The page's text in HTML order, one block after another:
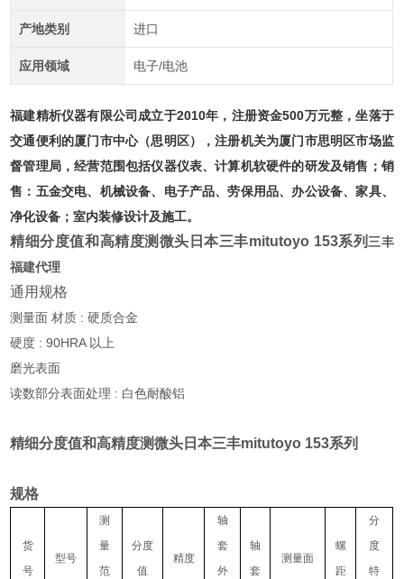
产地类别 进口
应用领域 电子/电池
福建精析仪器有限公司成立于2010年，注册资金500万元整，坐落于
交通便利的厦门市中心（思明区），注册机关为厦门市思明区市场监
督管理局，经营范围包括仪器仪表、计算机软硬件的研发及销售；销
售：五金交电、机械设备、电子产品、劳保用品、办公设备、家具、
净化设备；室内装修设计及施工。
精细分度值和高精度测微头日本三丰mitutoyo 153系列 三丰
福建代理
通用规格
测量面 材质 : 硬质合金
硬度 : 90HRA 以上
磨光表面
读数部分表面处理 : 白色耐酸铝
精细分度值和高精度测微头日本三丰mitutoyo 153系列
规格
货
号
型号
测
量
范
分度
值
精度
轴
套
外
轴
套
测量面
螺
距
分
度
特